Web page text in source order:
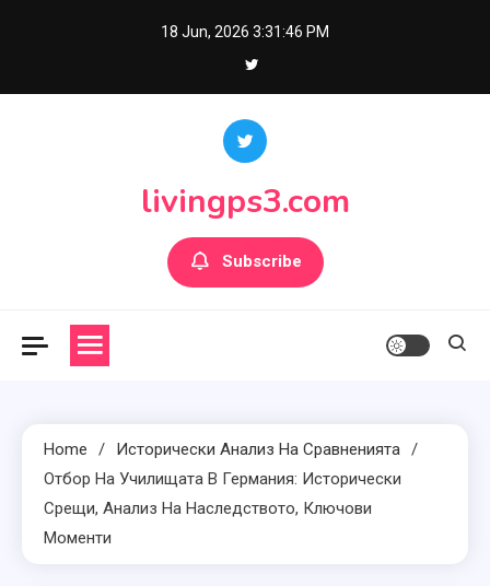
18 Jun, 2026 3:31:47 PM
livingps3.com
Subscribe
Home
Исторически Анализ На Сравненията
Отбор На Училищата В Германия: Исторически
Срещи, Анализ На Наследството, Ключови
Моменти